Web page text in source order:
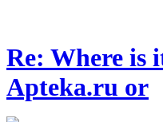
Re: Where is
Apteka.ru or